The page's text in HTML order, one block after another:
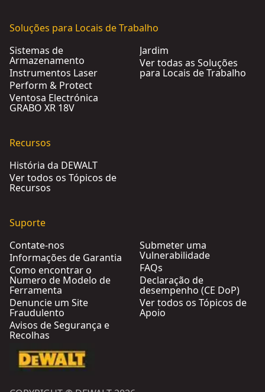
Soluções para Locais de Trabalho
Sistemas de
Armazenamento
Instrumentos Laser
Perform & Protect
Ventosa Electrónica
GRABO XR 18V
Jardim
Ver todas as Soluções
para Locais de Trabalho
Recursos
História da DEWALT
Ver todos os Tópicos de
Recursos
Suporte
Contate-nos
Informações de Garantia
Como encontrar o
Numero de Modelo de
Ferramenta
Denuncie um Site
Fraudulento
Avisos de Segurança e
Recolhas
Submeter uma
Vulnerabilidade
FAQs
Declaração de
desempenho (CE DoP)
Ver todos os Tópicos de
Apoio